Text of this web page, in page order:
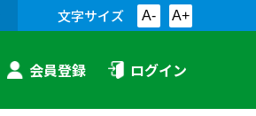
文字サイズ A- A+
会員登録 ログイン